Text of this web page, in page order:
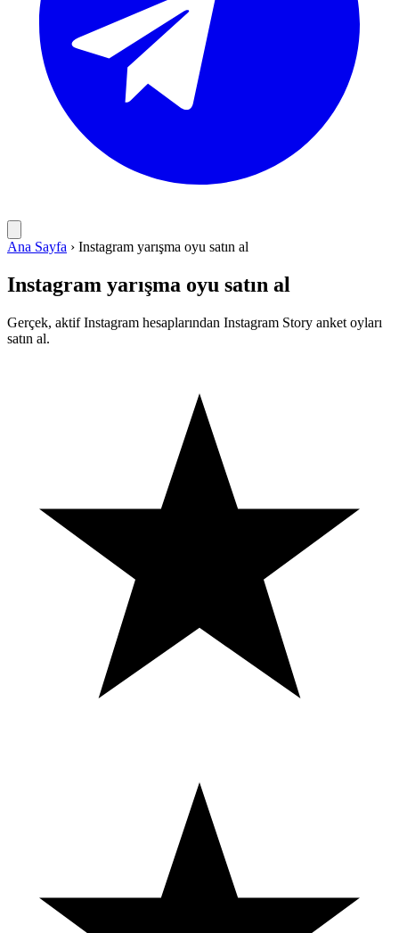
Ana Sayfa › Instagram yarışma oyu satın al
Instagram yarışma oyu satın al
Gerçek, aktif Instagram hesaplarından Instagram Story anket oyları
satın al.